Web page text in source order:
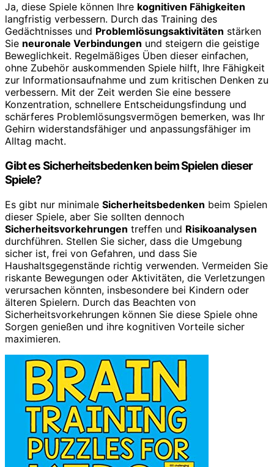
Ja, diese Spiele können Ihre kognitiven Fähigkeiten
langfristig verbessern. Durch das Training des
Gedächtnisses und Problemlösungsaktivitäten stärken
Sie neuronale Verbindungen und steigern die geistige
Beweglichkeit. Regelmäßiges Üben dieser einfachen,
ohne Zubehör auskommenden Spiele hilft, Ihre Fähigkeit
zur Informationsaufnahme und zum kritischen Denken zu
verbessern. Mit der Zeit werden Sie eine bessere
Konzentration, schnellere Entscheidungsfindung und
schärferes Problemlösungsvermögen bemerken, was Ihr
Gehirn widerstandsfähiger und anpassungsfähiger im
Alltag macht.
Gibt es Sicherheitsbedenken beim Spielen dieser
Spiele?
Es gibt nur minimale Sicherheitsbedenken beim Spielen
dieser Spiele, aber Sie sollten dennoch
Sicherheitsvorkehrungen treffen und Risikoanalysen
durchführen. Stellen Sie sicher, dass die Umgebung
sicher ist, frei von Gefahren, und dass Sie
Haushaltsgegenstände richtig verwenden. Vermeiden Sie
riskante Bewegungen oder Aktivitäten, die Verletzungen
verursachen könnten, insbesondere bei Kindern oder
älteren Spielern. Durch das Beachten von
Sicherheitsvorkehrungen können Sie diese Spiele ohne
Sorgen genießen und ihre kognitiven Vorteile sicher
maximieren.